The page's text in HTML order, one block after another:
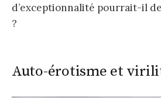
d’exceptionnalité pourrait-il
?
Auto-érotisme et